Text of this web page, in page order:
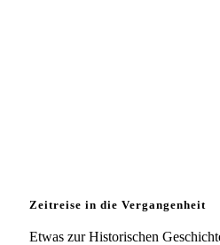
Zeitreise in die Vergangenheit
Etwas zur Historischen